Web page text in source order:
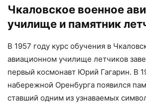
Чкаловское военное
училище и памятник
В 1957 году курс обучения в
авиационном училище летчиков
первый космонавт Юрий Гагарин. В
набережной Оренбурга появился
ставший одним из узнаваемых